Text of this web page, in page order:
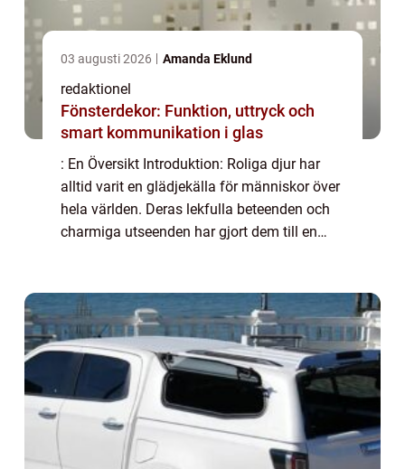
03 augusti 2026 Amanda Eklund
redaktionel
Fönsterdekor: Funktion, uttryck och
smart kommunikation i glas
: En Översikt Introduktion: Roliga djur har
alltid varit en glädjekälla för människor över
hela världen. Deras lekfulla beteenden och
charmiga utseenden har gjort dem till en